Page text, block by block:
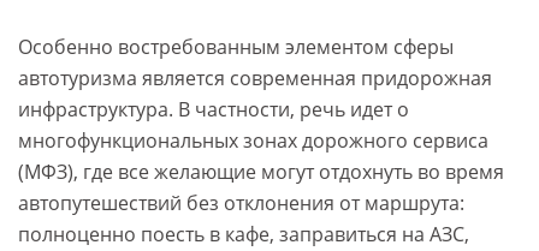
Особенно востребованным элементом сферы
автотуризма является современная придорожная
инфраструктура. В частности, речь идет о
многофункциональных зонах дорожного сервиса
(МФЗ), где все желающие могут отдохнуть во время
автопутешествий без отклонения от маршрута:
полноценно поесть в кафе, заправиться на АЗС,